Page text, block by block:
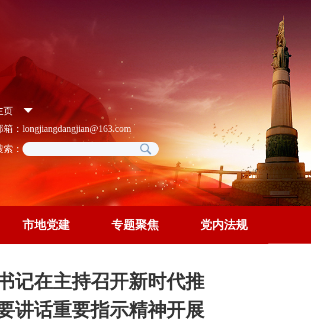
页
：longjiangdangjian@163.com
：
市地党建 专题聚焦 党内法规
记在主持召开新时代推
讲话重要指示精神开展